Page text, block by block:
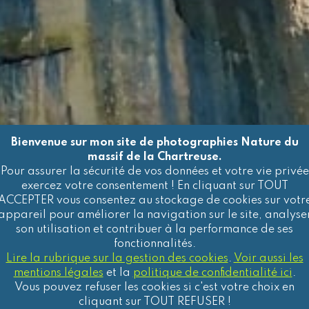
légales & CGU
Bienvenue sur mon site de photographies Nature du
massif de la Chartreuse.
Pour assurer la sécurité de vos données et votre vie privée
exercez votre consentement ! En cliquant sur TOUT
vous consentez au stockage de cookies sur
pour améliorer la navigation sur le site,
son utilisation et contribuer à la performance de ses
fonctionnalités.
Lire la rubrique sur la gestion des cookies. Voir aussi les
mentions légales et la politique de confidentialité ici .
Vous pouvez refuser les cookies si c'est votre choix en
cliquant sur TOUT REFUSER !